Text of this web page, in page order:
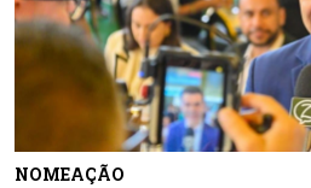
NOMEAÇÃO